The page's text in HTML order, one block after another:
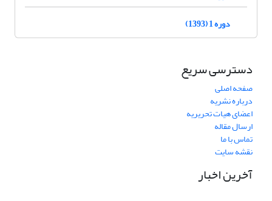
دوره 1 (1393)
دسترسی سریع
صفحه اصلی
درباره نشریه
اعضای هیات تحریریه
ارسال مقاله
تماس با ما
نقشه سایت
آخرین اخبار